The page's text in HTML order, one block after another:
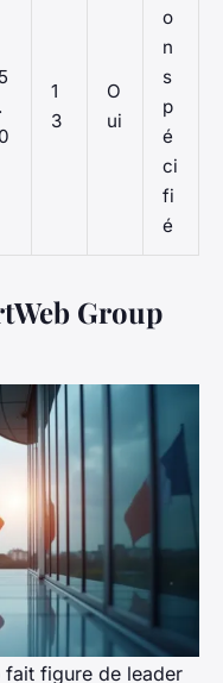
5
.
0
1
3
O
ui
o
n
s
p
é
ci
fi
é
Group
fait figure de leader